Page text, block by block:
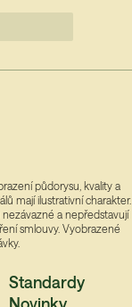
půdorysu, kvality a
mají ilustrativní charakter.
a nepředstavují
smlouvy. Vyobrazené
Standardy